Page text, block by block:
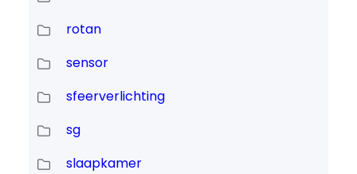
rotan
sensor
sfeerverlichting
sg
slaapkamer